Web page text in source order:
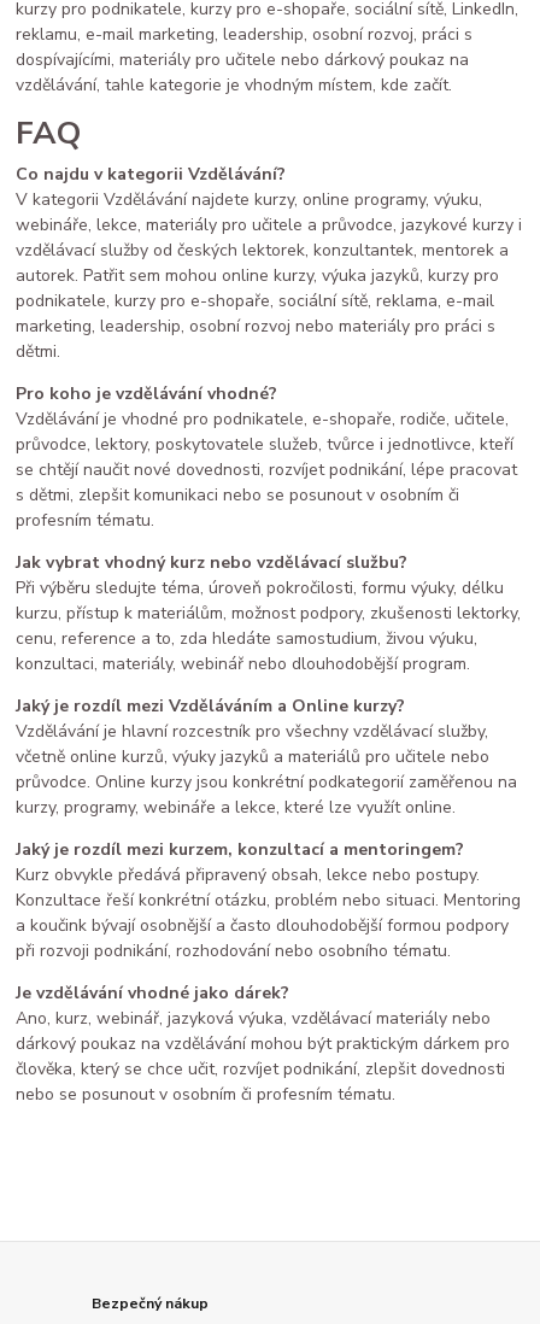
kurzy pro podnikatele, kurzy pro e-shopaře, sociální sítě, LinkedIn,
reklamu, e-mail marketing, leadership, osobní rozvoj, práci s
dospívajícími, materiály pro učitele nebo dárkový poukaz na
vzdělávání, tahle kategorie je vhodným místem, kde začít.
FAQ
Co najdu v kategorii Vzdělávání?
V kategorii Vzdělávání najdete kurzy, online programy, výuku,
webináře, lekce, materiály pro učitele a průvodce, jazykové kurzy i
vzdělávací služby od českých lektorek, konzultantek, mentorek a
autorek. Patřit sem mohou online kurzy, výuka jazyků, kurzy pro
podnikatele, kurzy pro e-shopaře, sociální sítě, reklama, e-mail
marketing, leadership, osobní rozvoj nebo materiály pro práci s
dětmi.
Pro koho je vzdělávání vhodné?
Vzdělávání je vhodné pro podnikatele, e-shopaře, rodiče, učitele,
průvodce, lektory, poskytovatele služeb, tvůrce i jednotlivce, kteří
se chtějí naučit nové dovednosti, rozvíjet podnikání, lépe pracovat
s dětmi, zlepšit komunikaci nebo se posunout v osobním či
profesním tématu.
Jak vybrat vhodný kurz nebo vzdělávací službu?
Při výběru sledujte téma, úroveň pokročilosti, formu výuky, délku
kurzu, přístup k materiálům, možnost podpory, zkušenosti lektorky,
cenu, reference a to, zda hledáte samostudium, živou výuku,
konzultaci, materiály, webinář nebo dlouhodobější program.
Jaký je rozdíl mezi Vzděláváním a Online kurzy?
Vzdělávání je hlavní rozcestník pro všechny vzdělávací služby,
včetně online kurzů, výuky jazyků a materiálů pro učitele nebo
průvodce. Online kurzy jsou konkrétní podkategorií zaměřenou na
kurzy, programy, webináře a lekce, které lze využít online.
Jaký je rozdíl mezi kurzem, konzultací a mentoringem?
Kurz obvykle předává připravený obsah, lekce nebo postupy.
Konzultace řeší konkrétní otázku, problém nebo situaci. Mentoring
a koučink bývají osobnější a často dlouhodobější formou podpory
při rozvoji podnikání, rozhodování nebo osobního tématu.
Je vzdělávání vhodné jako dárek?
Ano, kurz, webinář, jazyková výuka, vzdělávací materiály nebo
dárkový poukaz na vzdělávání mohou být praktickým dárkem pro
člověka, který se chce učit, rozvíjet podnikání, zlepšit dovednosti
nebo se posunout v osobním či profesním tématu.
Bezpečný nákup